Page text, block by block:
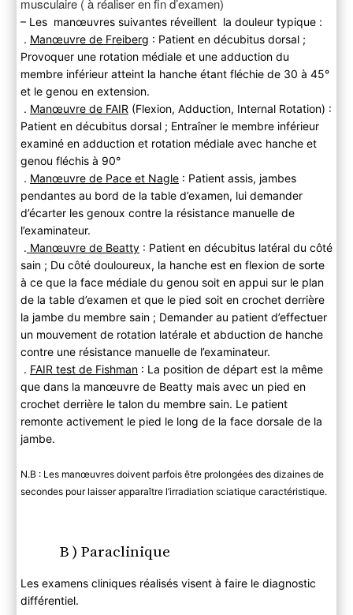
musculaire ( à réaliser en fin d’examen)
– Les manœuvres suivantes réveillent la douleur typique :
. Manœuvre de Freiberg : Patient en décubitus dorsal ;
Provoquer une rotation médiale et une adduction du
membre inférieur atteint la hanche étant fléchie de 30 à 45°
et le genou en extension.
. Manœuvre de FAIR(Flexion, Adduction, Internal Rotation) :
Patient en décubitus dorsal ; Entraîner le membre inférieur
examiné en adduction et rotation médiale avec hanche et
genou fléchis à 90°
. Manœuvre de Pace et Nagle: Patient assis, jambes
pendantes au bord de la table d’examen, lui demander
d’écarter les genoux contre la résistance manuelle de
l’examinateur.
. Manœuvre de Beatty: Patient en décubitus latéral du côté
sain ; Du côté douloureux, la hanche est en flexion de sorte
à ce que la face médiale du genou soit en appui sur le plan
de la table d’examen et que le pied soit en crochet derrière
la jambe du membre sain ; Demander au patient d’effectuer
un mouvement de rotation latérale et abduction de hanche
contre une résistance manuelle de l’examinateur.
. FAIR test de Fishman: La position de départ est la même
que dans la manœuvre de Beatty mais avec un pied en
crochet derrière le talon du membre sain. Le patient
remonte activement le pied le long de la face dorsale de la
jambe.
N.B : Les manœuvres doivent parfois être prolongées des dizaines de
secondes pour laisser apparaître l’irradiation sciatique caractéristique.
B ) Paraclinique
Les examens cliniques réalisés visent à faire le diagnostic
différentiel.